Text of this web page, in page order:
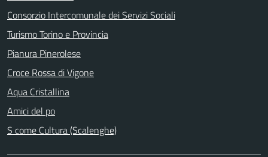
Consorzio Intercomunale dei Servizi Sociali
Turismo Torino e Provincia
Pianura Pinerolese
Croce Rossa di Vigone
Aqua Cristallina
Amici del po
S come Cultura (Scalenghe)